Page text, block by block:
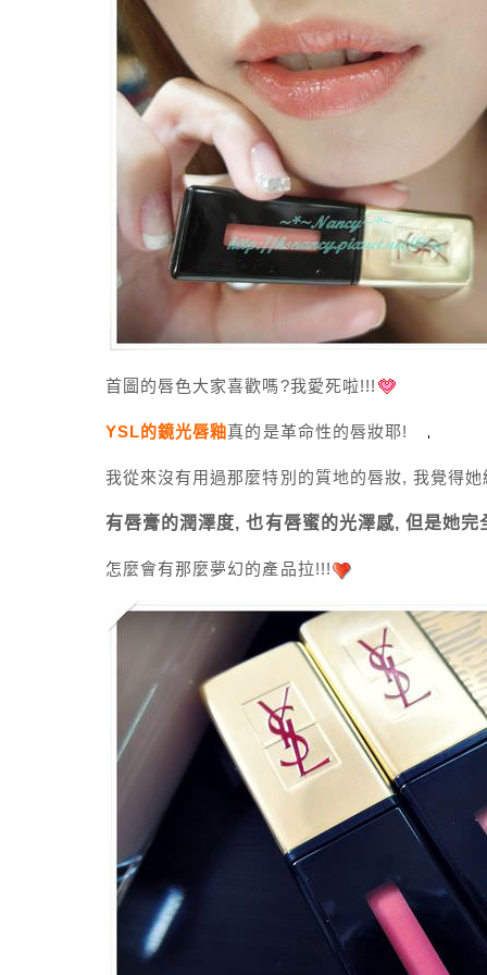
首圖的唇色大家喜歡嗎?我愛死啦!!!
YSL的鏡光唇釉真的是革命性的唇妝耶!
我從來沒有用過那麼特別的質地的唇妝, 我覺得
有唇膏的潤澤度, 也有唇蜜的光澤感, 但是她
怎麼會有那麼夢幻的產品拉!!!